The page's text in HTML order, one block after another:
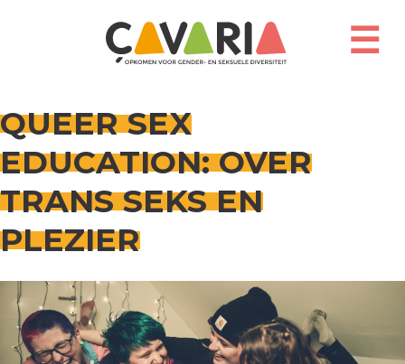
☰
QUEER SEX
EDUCATION: OVER
TRANS SEKS EN
PLEZIER